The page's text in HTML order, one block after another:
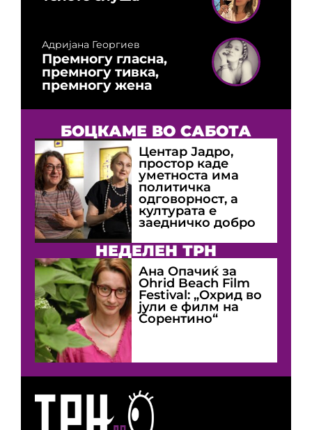
Адријана Георгиев
Премногу гласна,
премногу тивка,
премногу жена
БОЦКАМЕ ВО САБОТА
Центар Јадро,
простор каде
уметноста има
политичка
одговорност, а
културата е
заедничко добро
НЕДЕЛЕН ТРН
Ана Опачиќ за
Оhrid Beach Film
Festival: „Охрид во
јули е филм на
Сорентино“